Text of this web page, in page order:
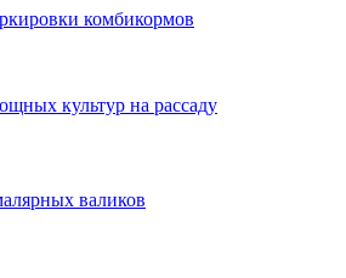
комбикормов
культур на рассаду
валиков